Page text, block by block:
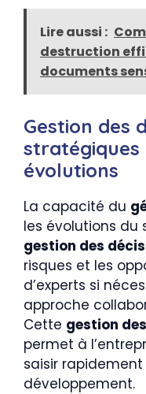
Lire aussi :
destruction
documents
Gestion des
stratégiques
évolutions
La capacité du
les évolutions du
gestion des
risques et les
d’experts si
approche
Cette gestion
permet à
saisir
développement.